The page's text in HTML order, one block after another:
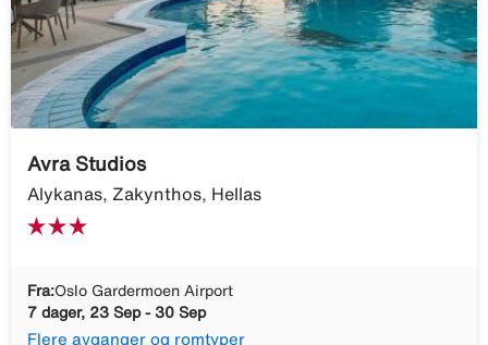
Avra Studios
Alykanas, Zakynthos, Hellas
Fra:Oslo Gardermoen Airport
7 dager, 23 Sep - 30 Sep
Flere avganger og romtyper